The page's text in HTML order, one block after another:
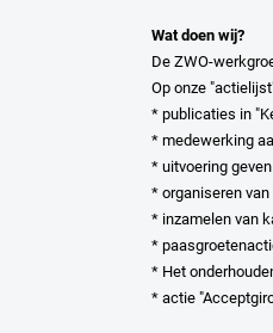
Wat doen wij?
De ZWO-
Op onze
* publicaties in
* medewerking
* uitvoering
* organiseren
* inzamelen van
*
* Het
* actie